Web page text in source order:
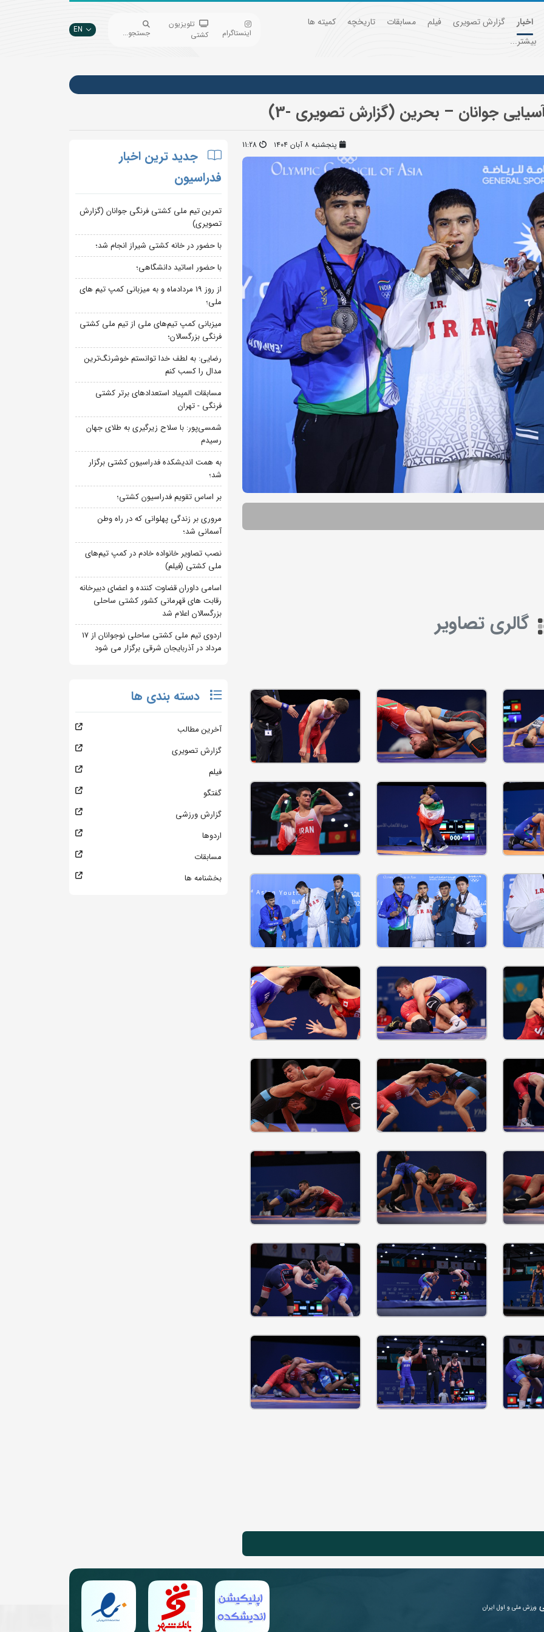
اخبار گزارش تصویری فیلم مسابقات تاریخچه
کمیته ها
بیشتر...
اینستاگرام
تلویزیون
کشتی
جستجو... EN
جوانان – بحرین (گزارش تصویری -3)
پنجشنبه ۸ آبان ۱۴۰۴ 11:28
گالری تصاویر
جدید ترین اخبار
فدراسیون
تمرین تیم ملی کشتی فرنگی جوانان (گزارش
تصویری)
با حضور در خانه کشتی شیراز انجام شد؛
با حضور اساتید دانشگاهی؛
از روز 19 مردادماه و به میزبانی کمپ تیم های
ملی؛
میزبانی کمپ تیم‌های ملی از تیم ملی کشتی
فرنگی بزرگسالان؛
رضایی: به لطف خدا توانستم خوشرنگ‌ترین
مدال را کسب کنم
مسابقات المپیاد استعدادهای برتر کشتی
فرنگی - تهران
شمسی‌پور: با سلاح زیرگیری به طلای جهان
رسیدم
به همت اندیشکده فدراسیون کشتی برگزار
شد؛
بر اساس تقویم فدراسیون کشتی؛
مروری بر زندگی پهلوانی که در راه وطن
آسمانی شد؛
نصب تصاویر خانواده خادم در کمپ تیم‌های
ملی کشتی (فیلم)
اسامی داوران قضاوت کننده و اعضای دبیرخانه
رقابت های قهرمانی کشور کشتی ساحلی
بزرگسالان اعلام شد
اردوی تیم ملی کشتی ساحلی نوجوانان از 17
مرداد در آذربایجان شرقی برگزار می شود
دسته بندی ها
آخرین مطالب
گزارش تصویری
فیلم
گفتگو
گزارش ورزشی
اردوها
مسابقات
بخشنامه ها
ورزش ملی و اول ایران